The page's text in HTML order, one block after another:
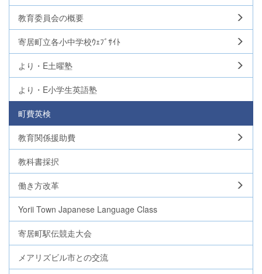
教育委員会の概要
寄居町立各小中学校ｳｪﾌﾞｻｲﾄ
より・E土曜塾
より・E小学生英語塾
町費英検
教育関係援助費
教科書採択
働き方改革
Yorii Town Japanese Language Class
寄居町駅伝競走大会
メアリズビル市との交流